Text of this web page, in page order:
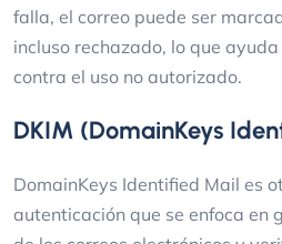
falla, el correo puede ser
incluso rechazado, lo que
contra el uso no autorizado.
DKIM (DomainKeys
DomainKeys Identified Mail es
autenticación que se enfoca